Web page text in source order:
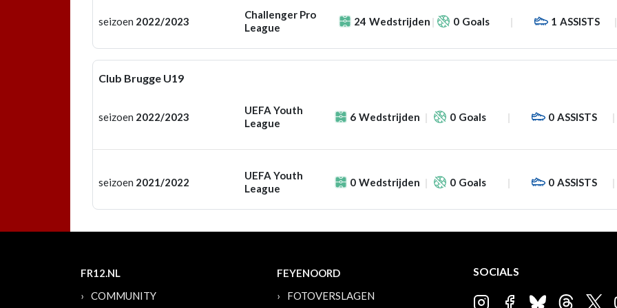
seizoen 2022/2023
Challenger Pro
League
24 Wedstrijden 0 Goals 1 ASSISTS
Club Brugge U19
seizoen 2022/2023
UEFA Youth
League
6 Wedstrijden 0 Goals 0 ASSISTS
seizoen 2021/2022
UEFA Youth
League
0 Wedstrijden 0 Goals 0 ASSISTS
FR12.NL
COMMUNITY
FEYENOORD
FOTOVERSLAGEN
SOCIALS